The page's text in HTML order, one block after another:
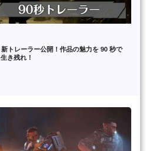
トレーラー公開！作品の魅力を 90 秒で
き残れ！